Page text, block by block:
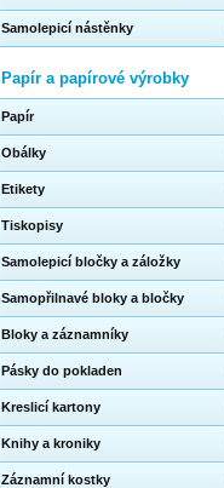
Samolepicí nástěnky
Papír a papírové výrobky
Papír
Obálky
Etikety
Tiskopisy
Samolepicí bločky a záložky
Samopřilnavé bloky a bločky
Bloky a záznamníky
Pásky do pokladen
Kreslicí kartony
Knihy a kroniky
Záznamní kostky